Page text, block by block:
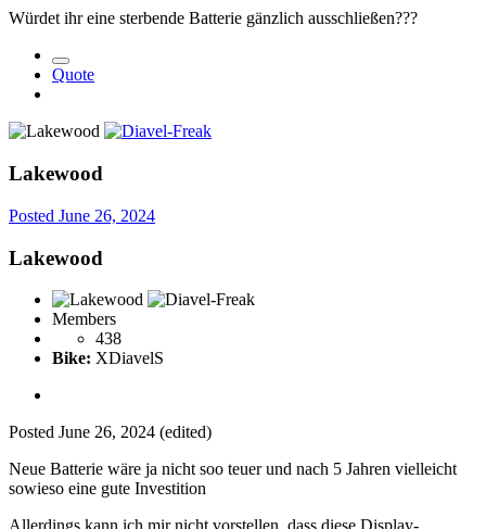
Würdet ihr eine sterbende Batterie gänzlich ausschließen???
Quote
Lakewood
Posted June 26, 2024
Lakewood
Members
438
Bike: XDiavelS
Posted June 26, 2024 (edited)
Neue Batterie wäre ja nicht soo teuer und nach 5 Jahren vielleicht
sowieso eine gute Investition